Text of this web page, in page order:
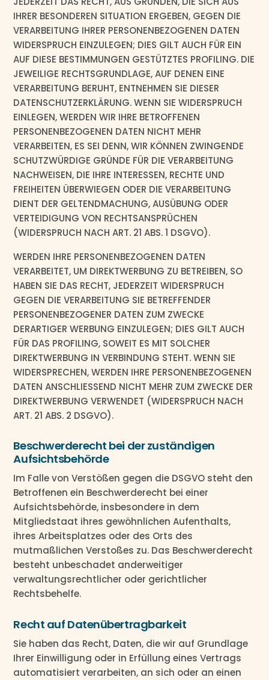
IHRER BESONDEREN SITUATION ERGEBEN, GEGEN DIE
VERARBEITUNG IHRER PERSONENBEZOGENEN DATEN
WIDERSPRUCH EINZULEGEN; DIES GILT AUCH FÜR EIN
AUF DIESE BESTIMMUNGEN GESTÜTZTES PROFILING. DIE
JEWEILIGE RECHTSGRUNDLAGE, AUF DENEN EINE
VERARBEITUNG BERUHT, ENTNEHMEN SIE DIESER
DATENSCHUTZERKLÄRUNG. WENN SIE WIDERSPRUCH
EINLEGEN, WERDEN WIR IHRE BETROFFENEN
PERSONENBEZOGENEN DATEN NICHT MEHR
VERARBEITEN, ES SEI DENN, WIR KÖNNEN ZWINGENDE
SCHUTZWÜRDIGE GRÜNDE FÜR DIE VERARBEITUNG
NACHWEISEN, DIE IHRE INTERESSEN, RECHTE UND
FREIHEITEN ÜBERWIEGEN ODER DIE VERARBEITUNG
DIENT DER GELTENDMACHUNG, AUSÜBUNG ODER
VERTEIDIGUNG VON RECHTSANSPRÜCHEN
(WIDERSPRUCH NACH ART. 21 ABS. 1 DSGVO).
WERDEN IHRE PERSONENBEZOGENEN DATEN
VERARBEITET, UM DIREKTWERBUNG ZU BETREIBEN, SO
HABEN SIE DAS RECHT, JEDERZEIT WIDERSPRUCH
GEGEN DIE VERARBEITUNG SIE BETREFFENDER
PERSONENBEZOGENER DATEN ZUM ZWECKE
DERARTIGER WERBUNG EINZULEGEN; DIES GILT AUCH
FÜR DAS PROFILING, SOWEIT ES MIT SOLCHER
DIREKTWERBUNG IN VERBINDUNG STEHT. WENN SIE
WIDERSPRECHEN, WERDEN IHRE PERSONENBEZOGENEN
DATEN ANSCHLIESSEND NICHT MEHR ZUM ZWECKE DER
DIREKTWERBUNG VERWENDET (WIDERSPRUCH NACH
ART. 21 ABS. 2 DSGVO).
Beschwerde­recht bei der zuständigen
Aufsichts­behörde
Im Falle von Verstößen gegen die DSGVO steht den
Betroffenen ein Beschwerderecht bei einer
Aufsichtsbehörde, insbesondere in dem
Mitgliedstaat ihres gewöhnlichen Aufenthalts,
ihres Arbeitsplatzes oder des Orts des
mutmaßlichen Verstoßes zu. Das Beschwerderecht
besteht unbeschadet anderweitiger
verwaltungsrechtlicher oder gerichtlicher
Rechtsbehelfe.
Recht auf Daten­übertrag­barkeit
Sie haben das Recht, Daten, die wir auf Grundlage
Ihrer Einwilligung oder in Erfüllung eines Vertrags
automatisiert verarbeiten, an sich oder an einen